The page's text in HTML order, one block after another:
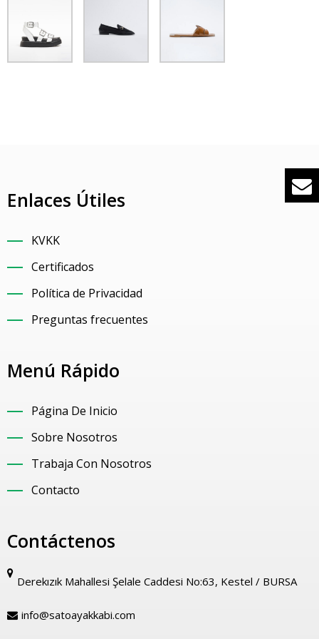
Enlaces Útiles
KVKK
Certificados
Política de Privacidad
Preguntas frecuentes
Menú Rápido
Página De Inicio
Sobre Nosotros
Trabaja Con Nosotros
Contacto
Contáctenos
Derekızık Mahallesi Şelale Caddesi No:63, Kestel / BURSA
info@satoayakkabi.com